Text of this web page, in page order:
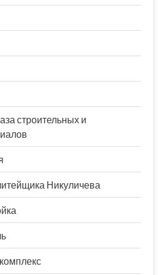
строительных и
Никуличева